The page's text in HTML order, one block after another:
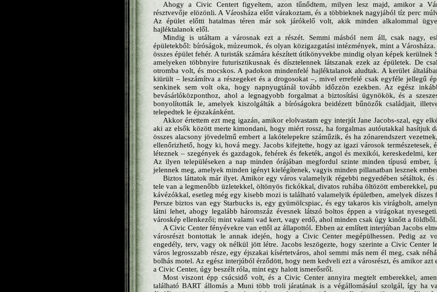
Ahogy a Civic Centert figyeltem, azon tűnődtem, milyen lesz majd, amikor a
résztvevője elözönli. A Városháza előtt várakoztam, és a többieknek nagyjából tíz perc
Az épület előtti hatalmas téren már sok járókelő volt, akik minden alkalommal
hajléktalanok elől.
Mindig is utáltam a városnak ezt a részét. Semmi másból nem áll, csak nagy,
épületekből: bíróságok, múzeumok, és olyan közigazgatási intézmények, mint a Városháza.
összes épület fehér. A turisták számára készített útikönyvekbe mindig olyan képek kerülnek
amelyeken többnyire futurisztikusnak és dísztelennek látszanak ezek az épületek. De
otromba volt, és mocskos. A padokon mindenfelé hajléktalanok aludtak. A kerület
kiürült – leszámítva a részegeket és a drogosokat –, mivel errefelé csak egyféle jellegű
senkinek sem volt oka, hogy napnyugtánál tovább időzzön ezekben. Az egész
bevásárlóközponthoz, ahol a legnagyobb forgalmat a biztosítási ügynökök, és a
bonyolították le, amelyek kiszolgálták a bíróságokra beidézett bűnözők családjait,
telepedtek le éjszakánként.
Akkor értettem ezt meg igazán, amikor elolvastam egy interjút Jane Jacobs-szal, egy
aki az elsők között merte kimondani, hogy miért rossz, ha forgalmas autóutakkal hasítjuk
összes alacsony jövedelmű embert a lakótelepekre száműzik, és ha zónarendszert
ellenőrizhető, hogy ki, hová megy. Jacobs kifejtette, hogy az igazi városok természetesek,
léteznek – szegények és gazdagok, fehérek és feketék, angol és mexikói, kereskedelmi,
Az ilyen településeken a nap minden órájában megfordul szinte minden típusú ember,
jelennek meg, amelyek minden igényt kielégítenek, vagyis minden pillanatban lesznek
Biztos láttatok már ilyet. Amikor egy város valamelyik régebbi negyedében sétáltok, és
tele van a legmenőbb üzletekkel, öltönyös fickókkal, divatos ruhába öltözött emberekkel,
kávézókkal, esetleg még egy kisebb mozi is található valamelyik épületben, amelyek díszes
Persze biztos van egy Starbucks is, egy gyümölcspiac, és egy takaros kis virágbolt,
látni lehet, ahogy legalább háromszáz évesnek látszó boltos éppen a virágokat
városkép ellenkezői; mint valami vad kert, vagy erdő, ahol minden csak úgy kinőtt a földből.
A Civic Center fényévekre van ettől az állapottól. Ebben az említett interjúban Jacobs
városrészt bontottak le annak idején, hogy a Civic Center megépülhessen. Pedig az
engedély, terv, vagy ok nélkül jött létre. Jacobs leszögezte, hogy szerinte a Civic Center
város legrosszabb része, egy éjszakai kísértetváros, ahol semmi más nem él meg, csak
bolhás motel. Az egész interjúból érződött, hogy nem kedveli ezt a városrészt, és amikor azt
a Civic Center, úgy beszélt róla, mint egy halott ismerősről.
Most viszont épp csúcsidő volt, és a Civic Center annyira megtelt emberekkel,
található BART állomás a Muni több troli járatának is a végállomásául szolgál, így ha